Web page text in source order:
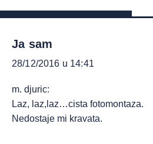
Ja sam
28/12/2016 u 14:41
m. djuric:
Laz, laz,laz…cista fotomontaza.
Nedostaje mi kravata.